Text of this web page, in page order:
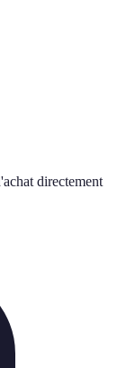
directement